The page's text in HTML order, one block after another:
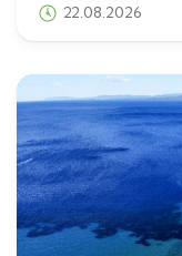
22.08.2026